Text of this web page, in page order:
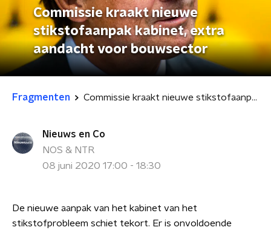
Commissie kraakt nieuwe
stikstofaanpak kabinet, extra
aandacht voor bouwsector
Fragmenten Commissie kraakt nieuwe stikstofaanpak kabinet, extra aandacht voor bouwsector
Nieuws en Co
NOS & NTR
08 juni 2020 17:00 - 18:30
De nieuwe aanpak van het kabinet van het
stikstofprobleem schiet tekort. Er is onvoldoende